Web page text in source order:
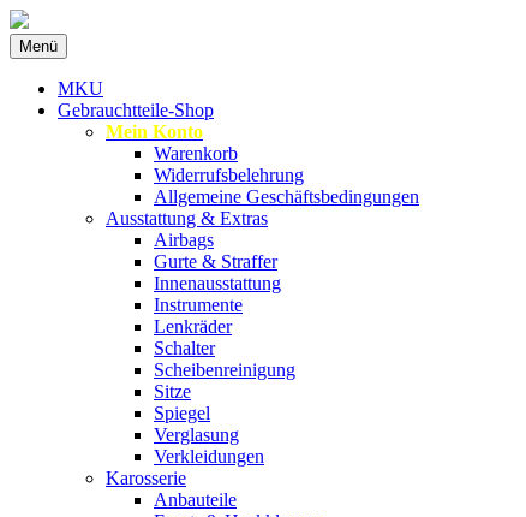
MKU Autoteile
Menü Zum
Inhalt
springen
MKU
Gebrauchtteile-Shop
Mein Konto
Warenkorb
Widerrufsbelehrung
Allgemeine Geschäftsbedingungen
Ausstattung & Extras
Airbags
Gurte & Straffer
Innenausstattung
Instrumente
Lenkräder
Schalter
Scheibenreinigung
Sitze
Spiegel
Verglasung
Verkleidungen
Karosserie
Anbauteile